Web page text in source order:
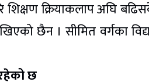
शिक्षण क्रियाकलाप अघि
छैन । सीमित वर्गका
छ